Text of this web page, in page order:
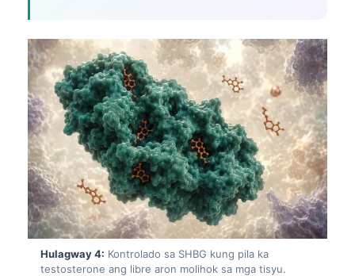
Hulagway 4: Kontrolado sa SHBG kung pila ka
testosterone ang libre aron molihok sa mga tisyu.